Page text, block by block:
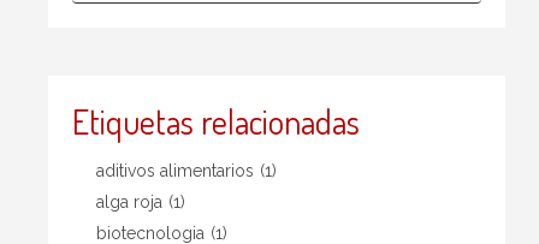
Etiquetas relacionadas
aditivos alimentarios (1)
alga roja (1)
biotecnologia (1)